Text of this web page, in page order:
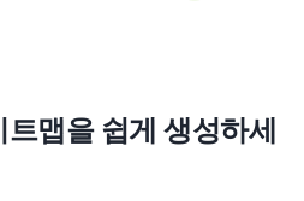
맵을 쉽게 생성하세